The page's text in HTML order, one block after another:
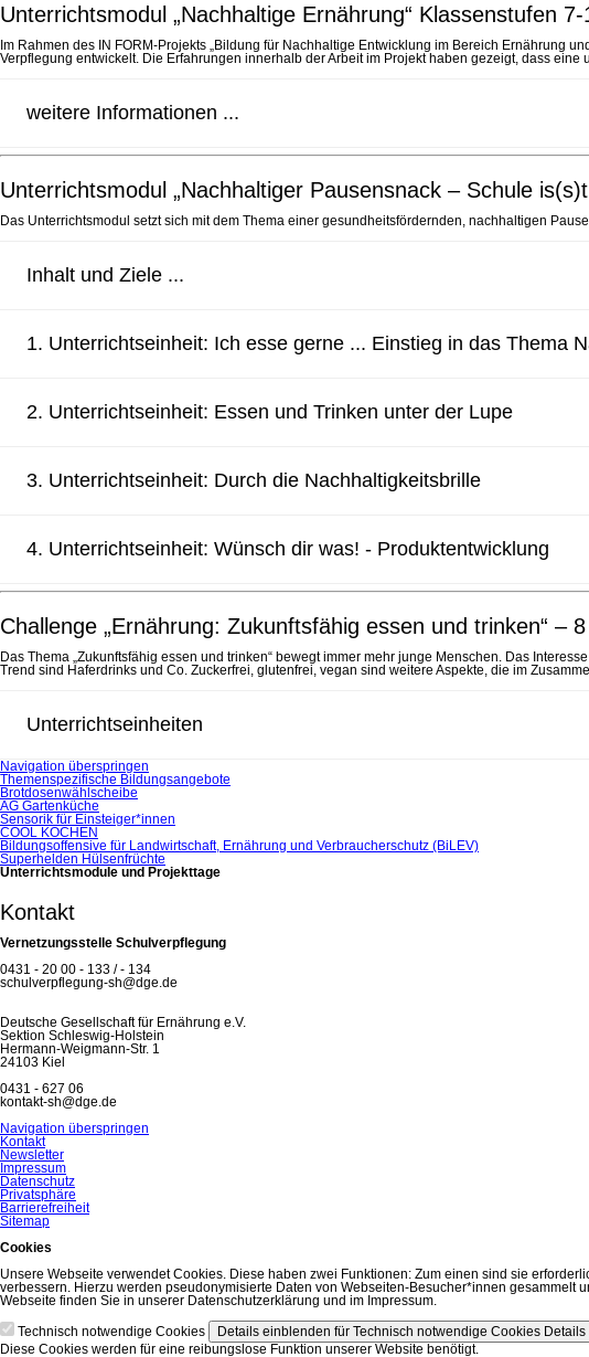
Unterrichtsmodul „Nachhaltige Ernährung“ Klassenstufen 7-
Im Rahmen des IN FORM-Projekts „Bildung für Nachhaltige Entwicklung im Bereich Ernährung
Verpflegung entwickelt. Die Erfahrungen innerhalb der Arbeit im Projekt haben gezeigt, dass
weitere Informationen ...
Unterrichtsmodul „Nachhaltiger Pausensnack – Schule
Das Unterrichtsmodul setzt sich mit dem Thema einer gesundheitsfördernden, nachhaltigen
Inhalt und Ziele ...
1. Unterrichtseinheit: Ich esse gerne ... Einstieg in das Thema
2. Unterrichtseinheit: Essen und Trinken unter der Lupe
3. Unterrichtseinheit: Durch die Nachhaltigkeitsbrille
4. Unterrichtseinheit: Wünsch dir was! - Produktentwicklung
Challenge „Ernährung: Zukunftsfähig essen und trinken“ –
Das Thema „Zukunftsfähig essen und trinken“ bewegt immer mehr junge Menschen. Das
Trend sind Haferdrinks und Co. Zuckerfrei, glutenfrei, vegan sind weitere Aspekte, die im
Unterrichtseinheiten
Navigation überspringen
Themenspezifische Bildungsangebote
Brotdosenwählscheibe
AG Gartenküche
Sensorik für Einsteiger*innen
COOL KOCHEN
Bildungsoffensive für Landwirtschaft, Ernährung und Verbraucherschutz (BiLEV)
Superhelden Hülsenfrüchte
Unterrichtsmodule und Projekttage
Kontakt
Vernetzungsstelle Schulverpflegung
0431 - 20 00 - 133 / - 134
schulverpflegung-sh@dge.de
Deutsche Gesellschaft für Ernährung e.V.
Sektion Schleswig-Holstein
Hermann-Weigmann-Str. 1
24103 Kiel
0431 - 627 06
kontakt-sh@dge.de
Navigation überspringen
Kontakt
Newsletter
Impressum
Datenschutz
Privatsphäre
Barrierefreiheit
Sitemap
Cookies
Unsere Webseite verwendet Cookies. Diese haben zwei Funktionen: Zum einen sind sie
verbessern. Hierzu werden pseudonymisierte Daten von Webseiten-Besucher*innen
Webseite finden Sie in unserer Datenschutzerklärung und im Impressum.
Technisch notwendige Cookies
Details einblenden für Technisch notwendige Cookies
Diese Cookies werden für eine reibungslose Funktion unserer Website benötigt.